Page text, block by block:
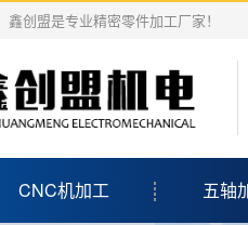
创盟是专业精密零件加工厂家！
CNC机加工 五轴